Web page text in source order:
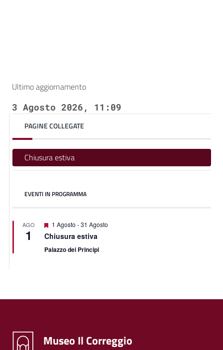
Ultimo aggiornamento
3 Agosto 2026, 11:09
PAGINE COLLEGATE
Chiusura estiva
EVENTI IN PROGRAMMA
AGO
1
Featured
1 Agosto -31 Agosto
Chiusura estiva
Palazzo dei Principi
Museo Il Correggio